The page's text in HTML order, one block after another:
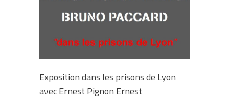
Exposition dans les prisons de Lyon
avec Ernest Pignon Ernest